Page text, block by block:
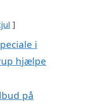
i
hjælpe
på